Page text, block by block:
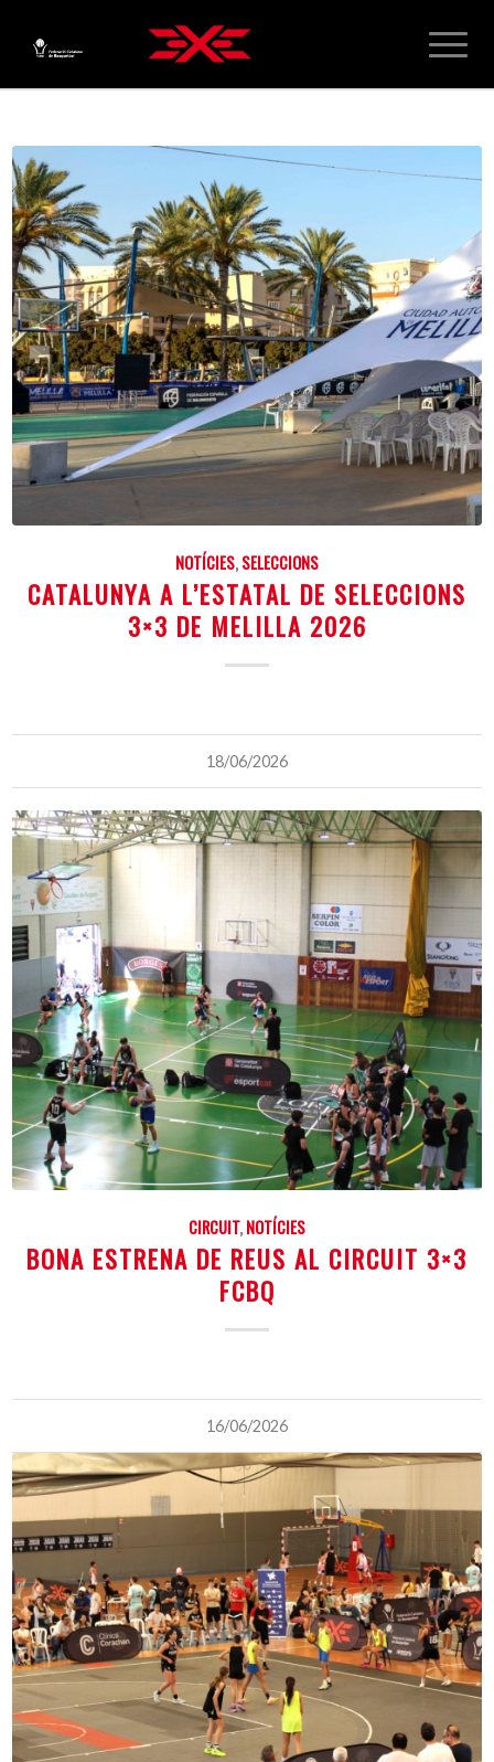
NOTÍCIES,SELECCIONS
CATALUNYA A L’ESTATAL DE SELECCIONS
3×3 DE MELILLA 2026
18/06/2026
CIRCUIT,NOTÍCIES
BONA ESTRENA DE REUS AL CIRCUIT 3×3
FCBQ
16/06/2026